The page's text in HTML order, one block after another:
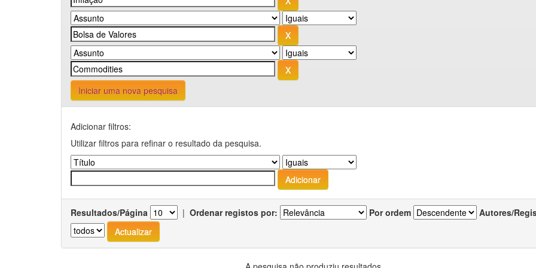
Iniciar uma nova pesquisa
Adicionar filtros:
Utilizar filtros para refinar o resultado da pesquisa.
Resultados/Página | Ordenar registos por: Por ordem Autores/